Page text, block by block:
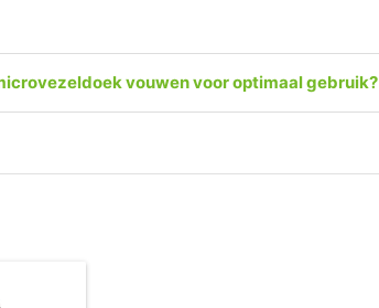
vouwen voor optimaal gebruik?